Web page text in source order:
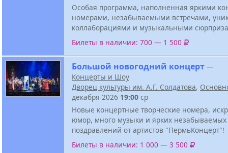
Особая программа, наполненная яркими
номерами, незабываемыми встречами,
коллаборациями и музыкальными
Билеты в наличии: 700 — 1 500
Большой новогодний концерт —
Концерты и Шоу
Дворец культуры им. А.Г. Солдатова,
декабря 2026 19:00 ср
Новые концертные творческие номера,
юмор, много музыки и ярких незабываемых
поздравлений от артистов "ПермьКонцерт"!
Билеты в наличии: 1 000 — 3 500